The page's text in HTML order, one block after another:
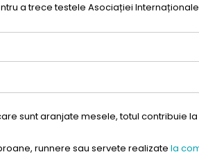
a trece testele Asociației Internaționale
sunt aranjate mesele, totul contribuie
runnere sau servete realizate la